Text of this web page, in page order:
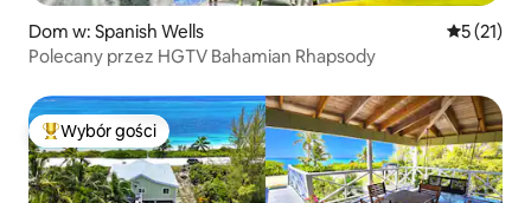
Dom w: Spanish Wells Średnia
5 (21)
Polecany przez HGTV Bahamian Rhapsody
Najpopularniejsze z kategorii Wybór gości
Wybór gości